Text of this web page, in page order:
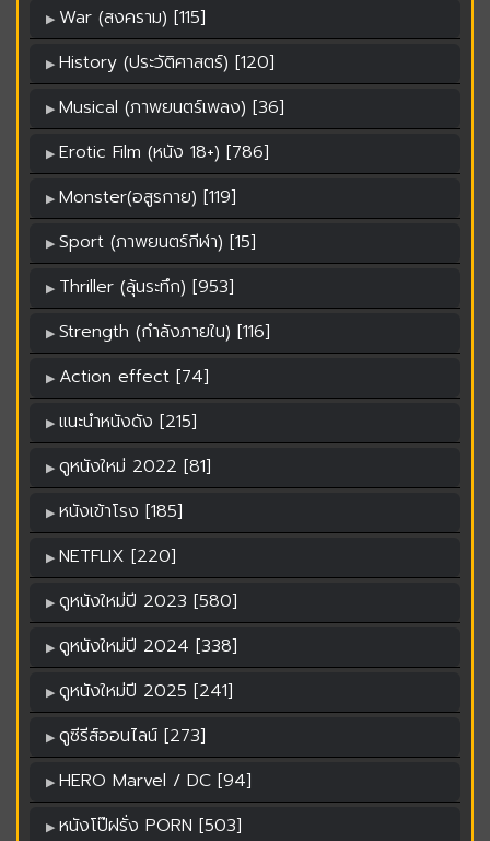
War (สงคราม) [115]
History (ประวัติศาสตร์) [120]
Musical (ภาพยนตร์เพลง) [36]
Erotic Film (หนัง 18+) [786]
Monster(อสูรกาย) [119]
Sport (ภาพยนตร์กีฬา) [15]
Thriller (ลุ้นระทึก) [953]
Strength (กำลังภายใน) [116]
Action effect [74]
แนะนำหนังดัง [215]
ดูหนังใหม่ 2022 [81]
หนังเข้าโรง [185]
NETFLIX [220]
ดูหนังใหม่ปี 2023 [580]
ดูหนังใหม่ปี 2024 [338]
ดูหนังใหม่ปี 2025 [241]
ดูซีรีส์ออนไลน์ [273]
HERO Marvel / DC [94]
หนังโป๊ฝรั่ง PORN [503]